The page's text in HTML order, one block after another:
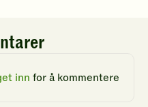
inn for å kommentere